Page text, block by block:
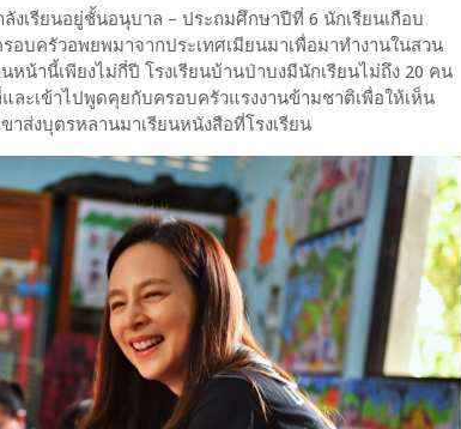
งเรียนอยู่ชั้นอนุบาล – ประถมศึกษาปีที่ 6 นักเรียนเกือบ
บครัวอพยพมาจากประเทศเมียนมาเพื่อมาทำงานในสวน
หน้านี้เพียงไม่กี่ปี โรงเรียนบ้านป่าบงมีนักเรียนไม่ถึง 20 คน
ะเข้าไปพูดคุยกับครอบครัวแรงงานข้ามชาติเพื่อให้เห็น
ส่งบุตรหลานมาเรียนหนังสือที่โรงเรียน